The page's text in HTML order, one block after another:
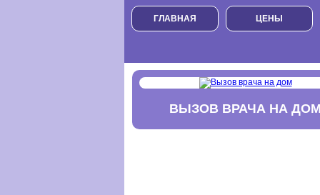
ГЛАВНАЯ ЦЕНЫ
ВЫЗОВ ВРАЧА НА ДОМ